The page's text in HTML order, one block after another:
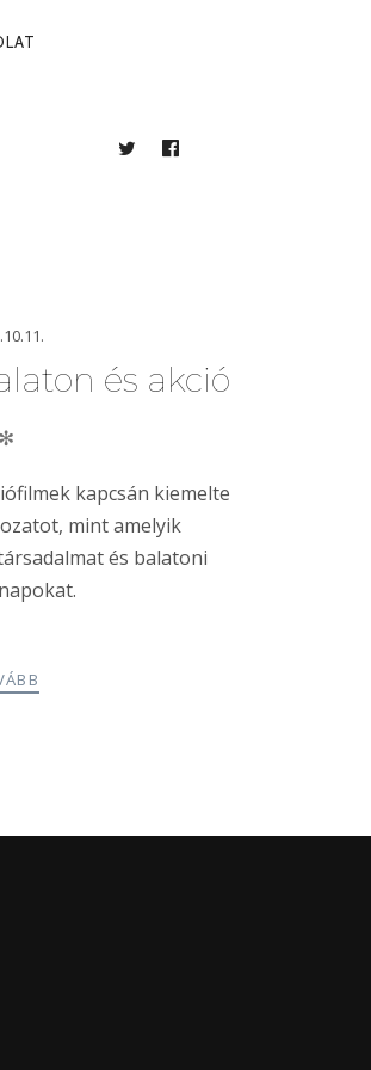
TWITTERFACEBOOK
és akció
✻
kapcsán kiemelte
mint amelyik
és balatoni